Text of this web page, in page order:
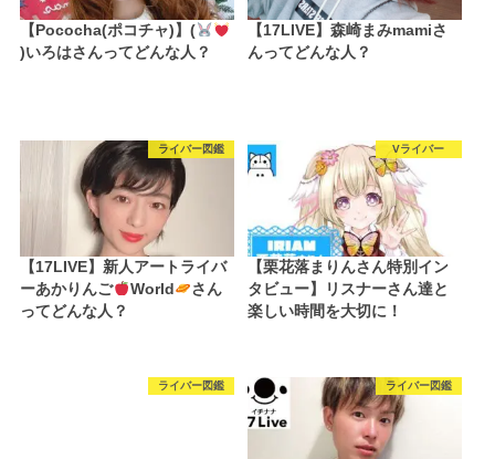
【Pococha(ポコチャ)】(
)いろはさんってどんな人？
【17LIVE】森崎まみmamiさ
んってどんな人？
ライバー図鑑
【17LIVE】新人アートライバ
ーあかりんご
World
さん
ってどんな人？
Vライバー
【栗花落まりんさん特別イン
タビュー】リスナーさん達と
楽しい時間を大切に！
ライバー図鑑 ライバー図鑑